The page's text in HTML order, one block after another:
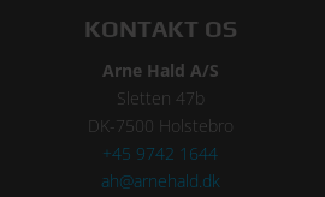
KONTAKT OS
Arne Hald A/S
Sletten 47b
DK-7500 Holstebro
+45 9742 1644
ah@arnehald.dk